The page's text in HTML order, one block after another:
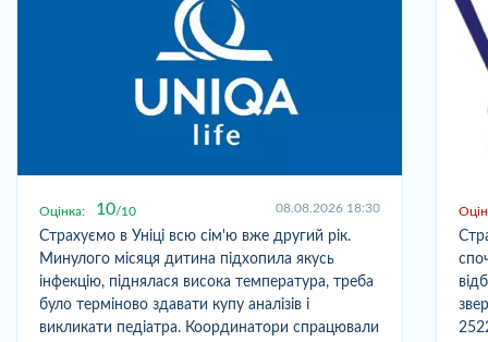
Оцінка: 10 10 08.08.2026 18:30
Страхуємо в Уніці всю сім'ю вже другий рік.
Минулого місяця дитина підхопила якусь
інфекцію, піднялася висока температура, треба
було терміново здавати купу аналізів і
викликати педіатра. Координатори спрацювали